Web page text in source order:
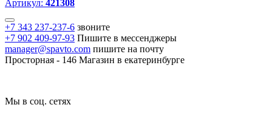
Артикул: 421308
+7 343 237-237-6 звоните
+7 902 409-97-93 Пишите в мессенджеры
manager@spavto.com пишите на почту
Просторная - 146 Магазин в екатеринбурге
Мы в соц. сетях